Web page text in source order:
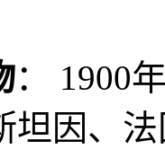
： 1900
坦因、